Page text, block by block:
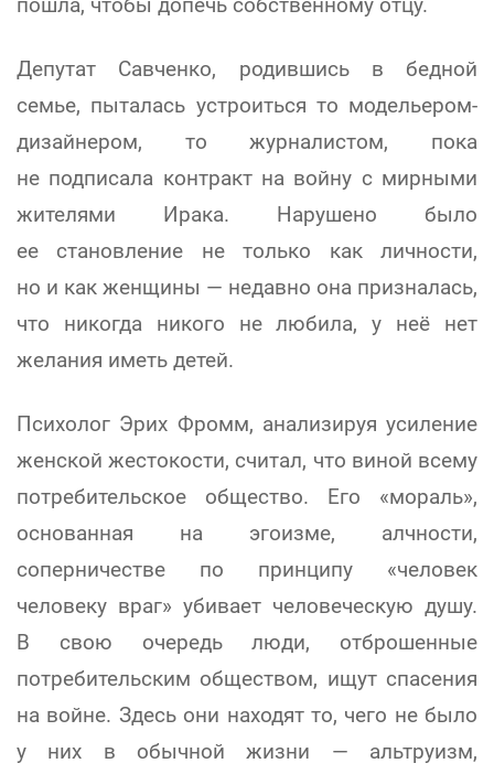
Депутат Савченко, родившись в бедной
семье, пыталась устроиться то модельером-
дизайнером, то журналистом, пока
не подписала контракт на войну с мирными
жителями Ирака. Нарушено было
ее становление не только как личности,
но и как женщины — недавно она призналась,
что никогда никого не любила, у неё нет
желания иметь детей.
Психолог Эрих Фромм, анализируя усиление
женской жестокости, считал, что виной всему
потребительское общество. Его «мораль»,
основанная на эгоизме, алчности,
соперничестве по принципу «человек
человеку враг» убивает человеческую душу.
В свою очередь люди, отброшенные
потребительским обществом, ищут спасения
на войне. Здесь они находят то, чего не было
у них в обычной жизни — альтруизм,